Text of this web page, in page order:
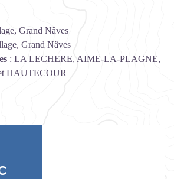
Grand Nâves
Grand Nâves
: LA LECHERE, AIME-LA-PLAGNE,
HAUTECOUR